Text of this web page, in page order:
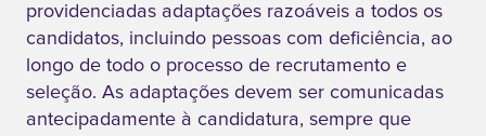
providenciadas adaptações razoáveis a todos os
candidatos, incluindo pessoas com deficiência, ao
longo de todo o processo de recrutamento e
seleção. As adaptações devem ser comunicadas
antecipadamente à candidatura, sempre que